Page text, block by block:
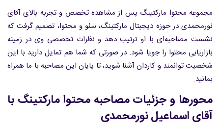
مجموعه محتوا مارکتینگ پس از مشاهده تخصص و تجربه بالای آقای
نورمحمدی در حوزه دیجیتال مارکتینگ، سئو و محتوا، تصمیم گرفت که
نشست مصاحبه‌ای با او ترتیب دهد و نظرات تخصصی وی در زمینه
بازاریابی محتوا را جویا شود. در صورتی که شما هم تمایل دارید با این
شخصیت توانمند و کاردان آشنا شوید، تا پایان این مصاحبه با ما همراه
بمانید.
محورها و جزئیات مصاحبه محتوا مارکتینگ با
آقای اسماعیل نورمحمدی